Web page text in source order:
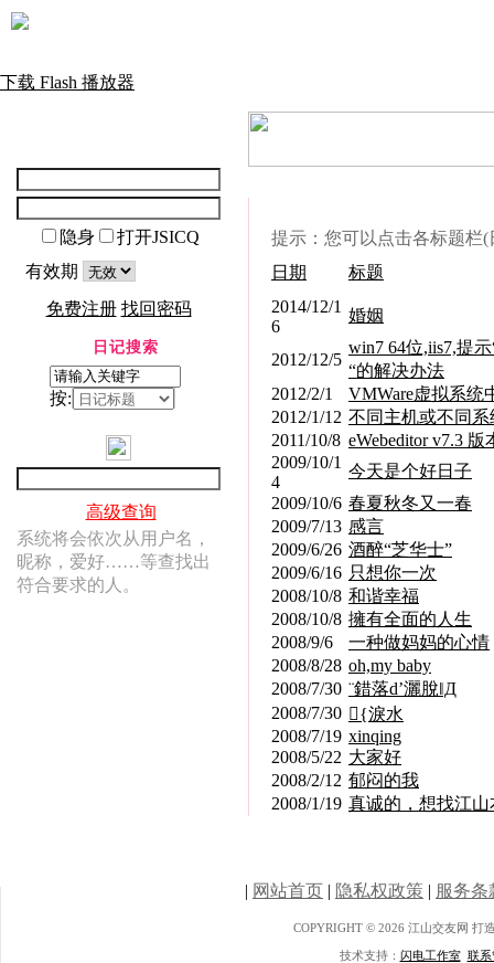
下载 Flash 播放器
隐身
打开JSICQ
有效期
免费注册 找回密码
日记搜索
按:
高级查询
系统将会依次从用户名，
昵称，爱好……等查找出
符合要求的人。
提示：您可以点击各标题栏
日期
标题
2014/12/1
6
婚姻
2012/12/5
win7 64位,iis7,提
“的解决办法
2012/2/1
VMWare虚拟系统
2012/1/12 不同主机或不同
2011/10/8 eWebeditor v7.3
2009/10/1
4
今天是个好日子
2009/10/6 春夏秋冬又一春
2009/7/13 感言
2009/6/26 酒醉“芝华士”
2009/6/16 只想你一次
2008/10/8 和谐幸福
2008/10/8 擁有全面的人生
2008/9/6
一种做妈妈的心情
2008/8/28 oh,my baby
2008/7/30 ¨錯落d’灑脫‖Д
2008/7/30 {淚水
2008/7/19 xinqing
2008/5/22 大家好
2008/2/12 郁闷的我
2008/1/19 真诚的，想找江
| 网站首页 | 隐私权政策 | 服务条
COPYRIGHT © 2026 江山交友网 打
技术支持： 闪电工作室 联系